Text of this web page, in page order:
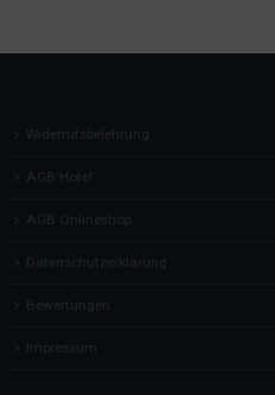
Widerrufsbelehrung
AGB Hotel
AGB Onlineshop
Datenschutzerklärung
Bewertungen
Impressum